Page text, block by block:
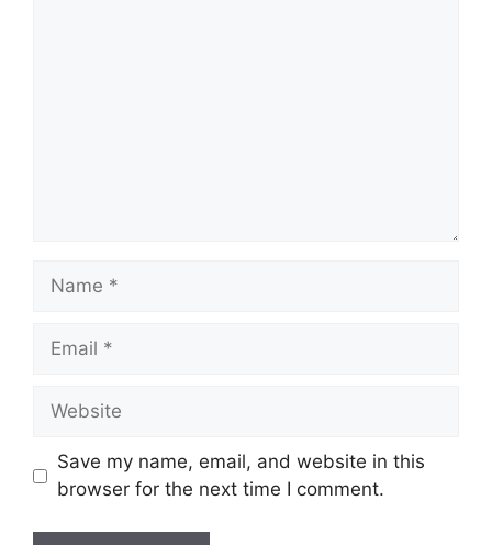
Name
Email
Website
Save my name, email, and website in this
browser for the next time I comment.